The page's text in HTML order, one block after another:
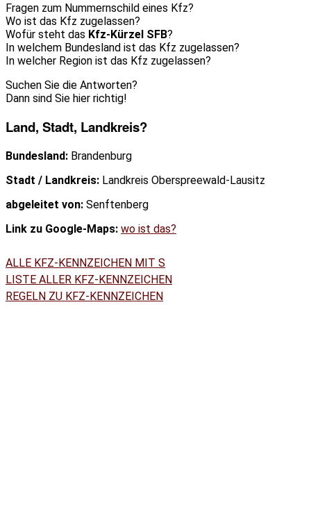
Fragen zum Nummernschild eines Kfz?
Wo ist das Kfz zugelassen?
Wofür steht das Kfz-Kürzel SFB?
In welchem Bundesland ist das Kfz zugelassen?
In welcher Region ist das Kfz zugelassen?
Suchen Sie die Antworten?
Dann sind Sie hier richtig!
Land, Stadt, Landkreis?
Bundesland: Brandenburg
Stadt / Landkreis: Landkreis Oberspreewald-Lausitz
abgeleitet von: Senftenberg
Link zu Google-Maps: wo ist das?
ALLE KFZ-KENNZEICHEN MIT S
LISTE ALLER KFZ-KENNZEICHEN
REGELN ZU KFZ-KENNZEICHEN